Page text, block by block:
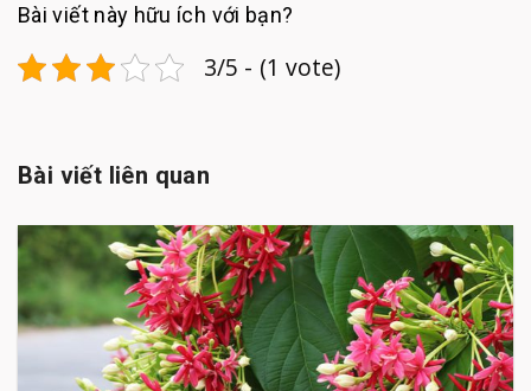
Bài viết này hữu ích với bạn?
3/5 - (1 vote)
Bài viết liên quan